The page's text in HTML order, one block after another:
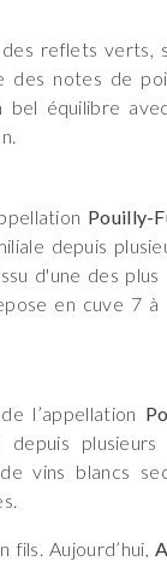
reflets verts,
des notes de
bel équilibre
Pouilly-
depuis
d'une des plus
en cuve 7 à
l’appellation
plusieurs
vins blancs
Aujourd’hui,